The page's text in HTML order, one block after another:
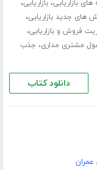
های بازاریابی،بازاریابی،
های جدید بازاریابی،
فروش و بازاریابی،
مشتری مداری، جذب
دانلود کتاب